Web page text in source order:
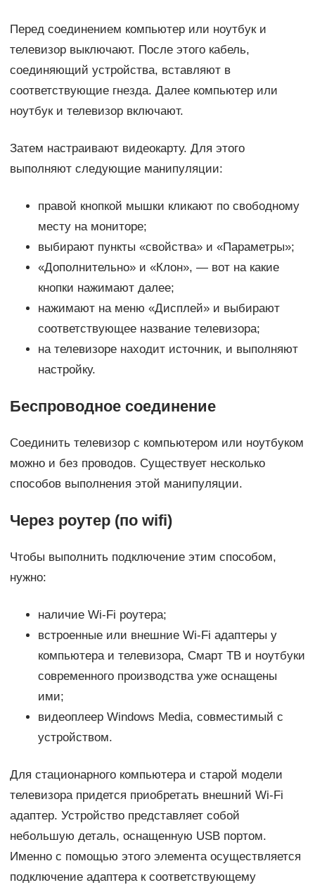
Перед соединением компьютер или ноутбук и
телевизор выключают. После этого кабель,
соединяющий устройства, вставляют в
соответствующие гнезда. Далее компьютер или
ноутбук и телевизор включают.
Затем настраивают видеокарту. Для этого
выполняют следующие манипуляции:
правой кнопкой мышки кликают по свободному
месту на мониторе;
выбирают пункты «свойства» и «Параметры»;
«Дополнительно» и «Клон», — вот на какие
кнопки нажимают далее;
нажимают на меню «Дисплей» и выбирают
соответствующее название телевизора;
на телевизоре находит источник, и выполняют
настройку.
Беспроводное соединение
Соединить телевизор с компьютером или ноутбуком
можно и без проводов. Существует несколько
способов выполнения этой манипуляции.
Через роутер (по wifi)
Чтобы выполнить подключение этим способом,
нужно:
наличие Wi-Fi роутера;
встроенные или внешние Wi-Fi адаптеры у
компьютера и телевизора, Смарт ТВ и ноутбуки
современного производства уже оснащены
ими;
видеоплеер Windows Media, совместимый с
устройством.
Для стационарного компьютера и старой модели
телевизора придется приобретать внешний Wi-Fi
адаптер. Устройство представляет собой
небольшую деталь, оснащенную USB портом.
Именно с помощью этого элемента осуществляется
подключение адаптера к соответствующему